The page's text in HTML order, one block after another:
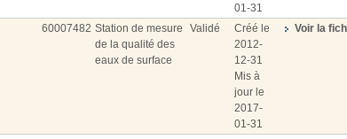
01-31
60007482 Station de mesure
de la qualité des
eaux de surface
Validé
Créé le
2012-
12-31
Mis à
jour le
2017-
01-31
Voir la